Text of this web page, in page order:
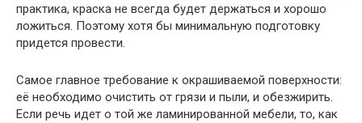
практика, краска не всегда будет держаться и хорошо
ложиться. Поэтому хотя бы минимальную подготовку
придется провести.
Самое главное требование к окрашиваемой поверхности:
её необходимо очистить от грязи и пыли, и обезжирить.
Если речь идет о той же ламинированной мебели, то, как